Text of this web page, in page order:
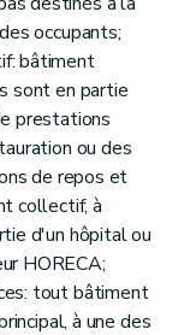
occupants;
bâtiment
sont en partie
prestations
ou des
de repos et
collectif, à
d'un hôpital ou
HORECA;
tout bâtiment
à une des